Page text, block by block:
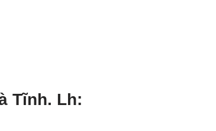
Tĩnh. Lh: